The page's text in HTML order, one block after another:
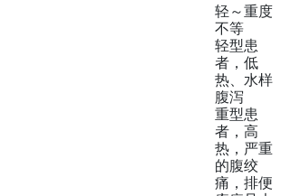
轻～重度
不等
轻型患
者，低
热、水样
腹泻
重型患
者，高
热，严重
的腹绞
痛，排便